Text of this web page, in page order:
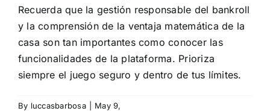
Recuerda que la gestión responsable del bankroll
y la comprensión de la ventaja matemática de la
casa son tan importantes como conocer las
funcionalidades de la plataforma. Prioriza
siempre el juego seguro y dentro de tus límites.
By luccasbarbosa
May 9,